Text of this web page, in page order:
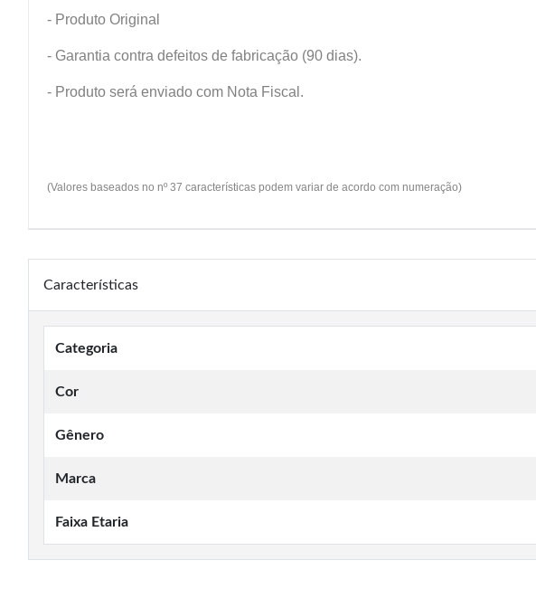
- Produto Original
- Garantia contra defeitos de fabricação (90 dias).
- Produto será enviado com Nota Fiscal.
(Valores baseados no nº 37 características podem variar de acordo com numeração)
Características
Categoria
Cor
Gênero
Marca
Faixa Etaria